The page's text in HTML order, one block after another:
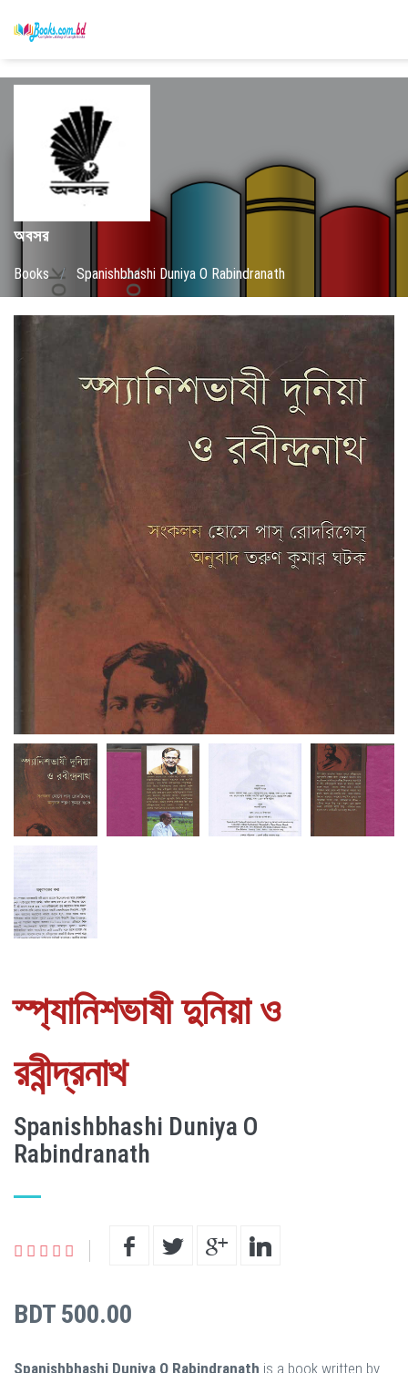
অবসর
Books / Spanishbhashi Duniya O Rabindranath
স্প্যানিশভাষী দুনিয়া ও
রবীন্দ্রনাথ
Spanishbhashi Duniya O
Rabindranath
BDT 500.00
Spanishbhashi Duniya O Rabindranath is a book written by